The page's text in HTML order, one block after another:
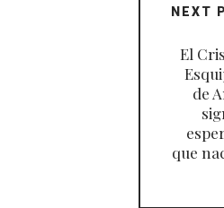
NEXT
El
de
que